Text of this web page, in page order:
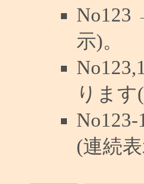
No123
示)。
ります
(連続表